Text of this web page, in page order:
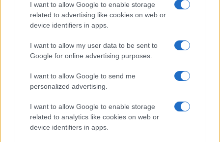
I want to allow Google to enable storage
related to advertising like cookies on web or
device identifiers in apps.
I want to allow my user data to be sent to
Google for online advertising purposes.
I want to allow Google to send me
personalized advertising.
I want to allow Google to enable storage
related to analytics like cookies on web or
device identifiers in apps.
NL Newz